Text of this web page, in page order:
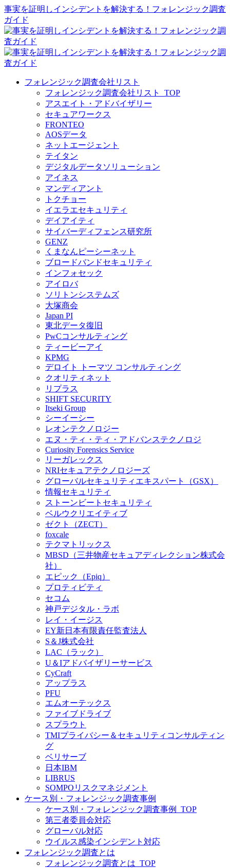
事実を証明しインシデントを解決する！フォレンジック調査
ガイド
フォレンジック調査会社リスト
フォレンジック調査会社リスト_TOP
アスエイト・アドバイザリー
セキュアワークス
FRONTEO
AOSデータ
ネットエージェント
テイタン
デジタルデータソリューション
アイネス
マンディアント
トクチョー
イエラエセキュリティ
デイアイティ
サイバーディフェンス研究所
GENZ
くまなんピーシーネット
ブロードバンドセキュリティ
インフォセック
アイロバ
ソリトンシステムズ
大塚商会
Japan PI
東北データ復旧
PwCコンサルティング
ティービーアイ
KPMG
デロイト トーマツ コンサルティング
クオリティネット
リプラス
SHIFT SECURITY
Itseki Group
シーイーシー
レオンテクノロジー
エヌ・ティ・ティ・アドバンステクノロジ
Curiosity Forensics Service
リーガレックス
NRIセキュアテクノロジーズ
グローバルセキュリティエキスパート（GSX）
情報セキュリティ
ストーンビートセキュリティ
ベルウクリエイティブ
ゼクト（ZECT）
foxcale
テクマトリックス
MBSD（三井物産セキュアディレクション株式会
社）
エピック（Epiq）
プロティビティ
セコム
神戸デジタル・ラボ
レイ・イージス
EY新日本有限責任監査法人
S＆J株式会社
LAC（ラック）
U＆Iアドバイザリーサービス
CyCraft
アップラス
PFU
エムオーテックス
ファイブドライブ
スプラウト
TMIプライバシー＆セキュリティコンサルティン
グ
ベリサーブ
日本IBM
LIBRUS
SOMPOリスクマネジメント
ケース別・フォレンジック調査事例
ケース別・フォレンジック調査事例_TOP
第三者委員会対応
グローバル対応
ウイルス感染インシデント対応
フォレンジック調査とは
フォレンジック調査とは_TOP